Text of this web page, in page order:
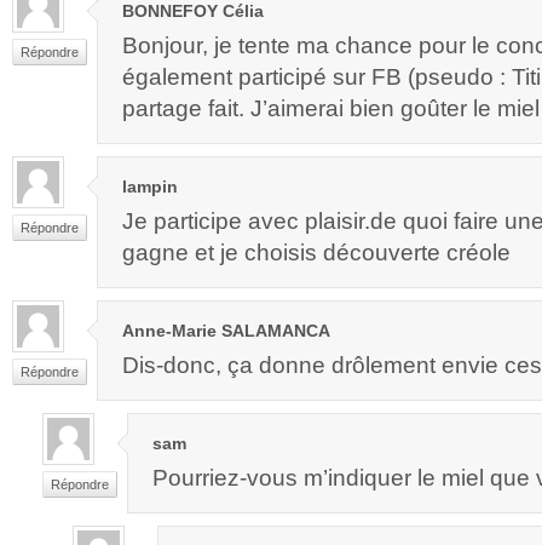
Répondre
BONNEFOY Célia
Bonjour, je tente ma chance pour le
également participé sur FB (pseudo :
partage fait. J’aimerai bien goûter le
Répondre
lampin
Je participe avec plaisir.de quoi faire
gagne et je choisis découverte créole
Répondre
Anne-Marie SALAMANCA
Dis-donc, ça donne drôlement envie
Répondre
sam
Pourriez-vous m’indiquer le miel que